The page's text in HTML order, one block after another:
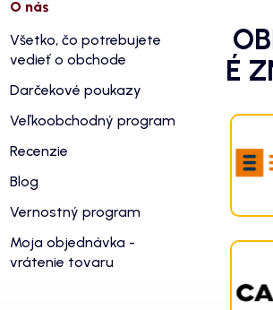
O nás
Všetko, čo potrebujete
vedieť o obchode
Darčekové poukazy
Veľkoobchodný program
Recenzie
Blog
Vernostný program
Moja objednávka -
vrátenie tovaru
É